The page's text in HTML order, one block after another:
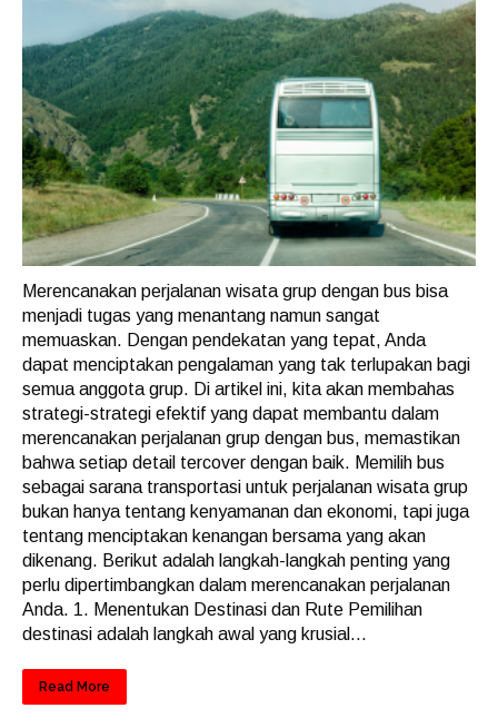
Merencanakan perjalanan wisata grup dengan bus bisa
menjadi tugas yang menantang namun sangat
memuaskan. Dengan pendekatan yang tepat, Anda
dapat menciptakan pengalaman yang tak terlupakan bagi
semua anggota grup. Di artikel ini, kita akan membahas
strategi-strategi efektif yang dapat membantu dalam
merencanakan perjalanan grup dengan bus, memastikan
bahwa setiap detail tercover dengan baik. Memilih bus
sebagai sarana transportasi untuk perjalanan wisata grup
bukan hanya tentang kenyamanan dan ekonomi, tapi juga
tentang menciptakan kenangan bersama yang akan
dikenang. Berikut adalah langkah-langkah penting yang
perlu dipertimbangkan dalam merencanakan perjalanan
Anda. 1. Menentukan Destinasi dan Rute Pemilihan
destinasi adalah langkah awal yang krusial...
Read More